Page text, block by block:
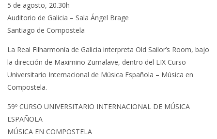
5 de agosto, 20.30h
Auditorio de Galicia – Sala Ángel Brage
Santiago de Compostela
La Real Filharmonía de Galicia interpreta Old Sailor’s Room, bajo
la dirección de Maximino Zumalave, dentro del LIX Curso
Universitario Internacional de Música Española – Música en
Compostela.
59º CURSO UNIVERSITARIO INTERNACIONAL DE MÚSICA
ESPAÑOLA
MÚSICA EN COMPOSTELA